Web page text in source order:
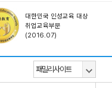
대한민국 인성교육 대상
취업교육부문
(2016.07)